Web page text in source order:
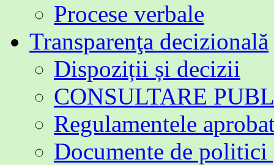
Procese verbale
Transparenţa decizională
Dispoziții și decizii
CONSULTARE
Regulamentele
Documente de